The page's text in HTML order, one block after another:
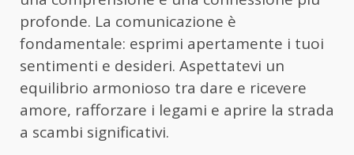
profonde. La comunicazione è
fondamentale: esprimi apertamente i tuoi
sentimenti e desideri. Aspettatevi un
equilibrio armonioso tra dare e ricevere
amore, rafforzare i legami e aprire la strada
a scambi significativi.